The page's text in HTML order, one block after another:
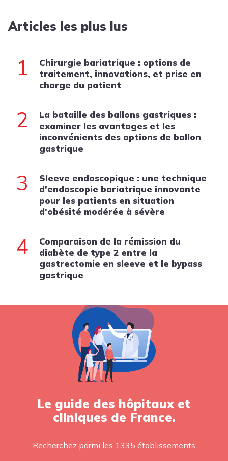
Articles les plus lus
1
Chirurgie bariatrique : options de
traitement, innovations, et prise en
charge du patient
2
La bataille des ballons gastriques :
examiner les avantages et les
inconvénients des options de ballon
gastrique
3
Sleeve endoscopique : une technique
d'endoscopie bariatrique innovante
pour les patients en situation
d'obésité modérée à sévère
4
Comparaison de la rémission du
diabète de type 2 entre la
gastrectomie en sleeve et le bypass
gastrique
Le guide des hôpitaux et
cliniques de France.
Recherchez parmi les 1335 établissements